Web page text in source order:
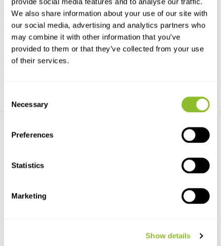
We also share information about your use of our site with
our social media, advertising and analytics partners who
may combine it with other information that you’ve
provided to them or that they’ve collected from your use
of their services.
Selection
Necessary
Preferences
Statistics
Marketing
Show details
Outdoor Club Tarnnetz
0,9x1,8 m
diesem Tarnnetz zu...
€16,95
Outdoor Club Einzelnes
Tarnzelt All Seas...
Einfacher, aber effektiver
Schutzraum für eine P...
Double Altitude Hi...
Buteo Photo Gear Tarnzelt
€125,-